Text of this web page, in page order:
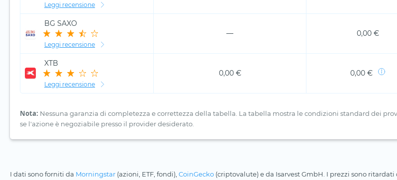
Leggi recensione
BG SAXO
Leggi recensione
— 0,00 €
XTB
Leggi recensione
0,00 € 0,00 €
Nota: Nessuna garanzia di completezza e correttezza della tabella. La tabella mostra le condizioni standard dei
se l'azione è negoziabile presso il provider desiderato.
I dati sono forniti da Morningstar (azioni, ETF, fondi), CoinGecko (criptovalute) e da Isarvest GmbH. I prezzi sono